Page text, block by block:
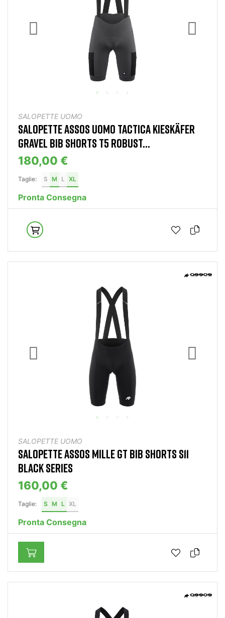
SALOPETTE UOMO
SALOPETTE ASSOS UOMO TACTICA KIESKÄFER
GRAVEL BIB SHORTS T5 ROBUST...
180,00 €
Taglie: S M L XL
Pronta Consegna
SALOPETTE UOMO
SALOPETTE ASSOS MILLE GT BIB SHORTS S11
BLACK SERIES
160,00 €
Taglie: S M L XL
Pronta Consegna